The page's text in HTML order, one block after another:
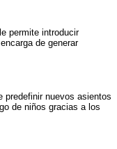
permite introducir
de generar
predefinir nuevos asientos
de niños gracias a los